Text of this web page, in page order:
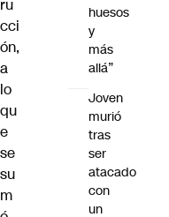
ru
cci
ón,
a
lo
qu
e
se
su
m
huesos
y
más
allá”
Joven
murió
tras
ser
atacado
con
un